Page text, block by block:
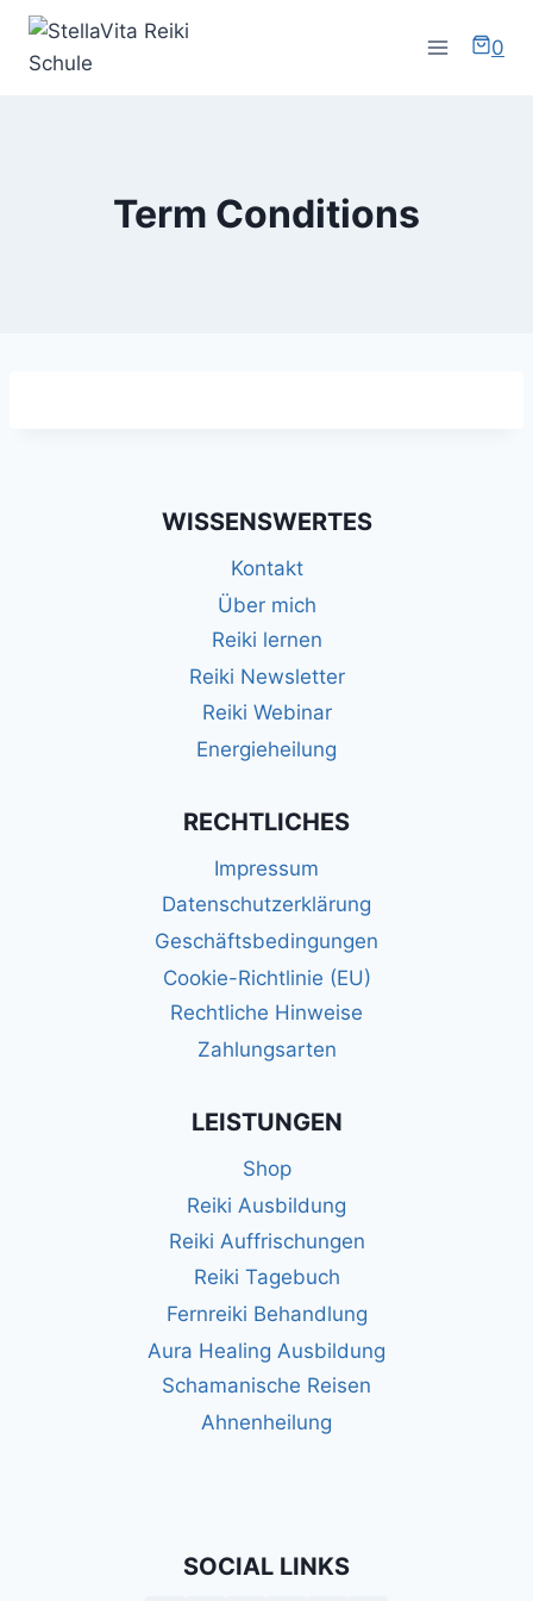
Zum
springen
0
Term Conditions
WISSENSWERTES
Kontakt
Über mich
Reiki lernen
Reiki Newsletter
Reiki Webinar
Energieheilung
RECHTLICHES
Impressum
Datenschutzerklärung
Geschäftsbedingungen
Cookie-Richtlinie (EU)
Rechtliche Hinweise
Zahlungsarten
LEISTUNGEN
Shop
Reiki Ausbildung
Reiki Auffrischungen
Reiki Tagebuch
Fernreiki Behandlung
Aura Healing Ausbildung
Schamanische Reisen
Ahnenheilung
SOCIAL LINKS